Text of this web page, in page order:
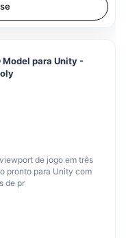
Model para Unity -
de jogo em três
pronto para Unity com
de pr